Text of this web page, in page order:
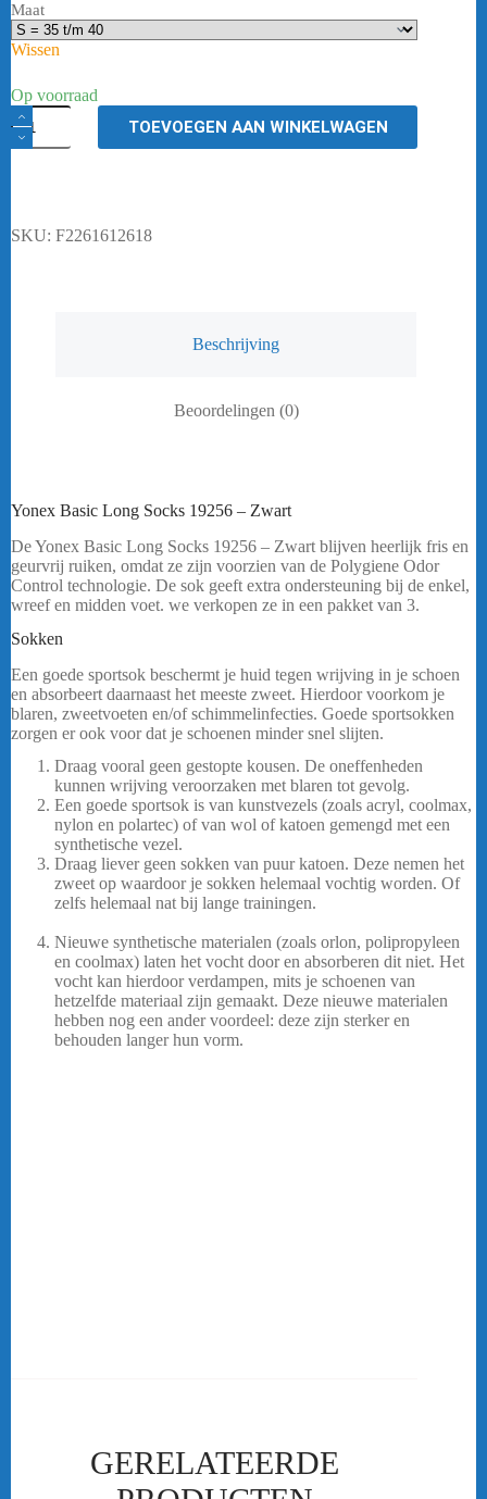
Maat
Wissen
Op voorraad
Yonex
Basic
Long
aantal
TOEVOEGEN AAN WINKELWAGEN
SKU: F2261612618
Beschrijving
Beoordelingen (0)
Yonex Basic Long Socks 19256 – Zwart
De Yonex Basic Long Socks 19256 – Zwart blijven heerlijk fris en
geurvrij ruiken, omdat ze zijn voorzien van de Polygiene Odor
Control technologie. De sok geeft extra ondersteuning bij de enkel,
wreef en midden voet. we verkopen ze in een pakket van 3.
Sokken
Een goede sportsok beschermt je huid tegen wrijving in je schoen
en absorbeert daarnaast het meeste zweet. Hierdoor voorkom je
blaren, zweetvoeten en/of schimmelinfecties. Goede sportsokken
zorgen er ook voor dat je schoenen minder snel slijten.
Draag vooral geen gestopte kousen. De oneffenheden
kunnen wrijving veroorzaken met blaren tot gevolg.
Een goede sportsok is van kunstvezels (zoals acryl, coolmax,
nylon en polartec) of van wol of katoen gemengd met een
synthetische vezel.
Draag liever geen sokken van puur katoen. Deze nemen het
zweet op waardoor je sokken helemaal vochtig worden. Of
zelfs helemaal nat bij lange trainingen.
Nieuwe synthetische materialen (zoals orlon, polipropyleen
en coolmax) laten het vocht door en absorberen dit niet. Het
vocht kan hierdoor verdampen, mits je schoenen van
hetzelfde materiaal zijn gemaakt. Deze nieuwe materialen
hebben nog een ander voordeel: deze zijn sterker en
behouden langer hun vorm.
GERELATEERDE